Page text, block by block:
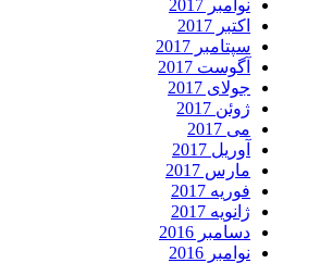
نوامبر 2017
اکتبر 2017
سپتامبر 2017
آگوست 2017
جولای 2017
ژوئن 2017
می 2017
آوریل 2017
مارس 2017
فوریه 2017
ژانویه 2017
دسامبر 2016
نوامبر 2016